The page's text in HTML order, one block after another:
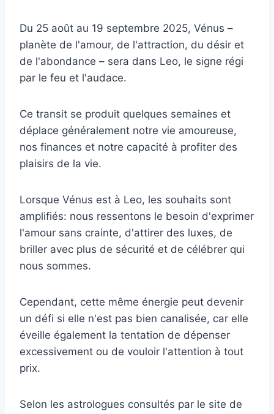
Du 25 août au 19 septembre 2025, Vénus –
planète de l'amour, de l'attraction, du désir et
de l'abondance – sera dans Leo, le signe régi
par le feu et l'audace.
Ce transit se produit quelques semaines et
déplace généralement notre vie amoureuse,
nos finances et notre capacité à profiter des
plaisirs de la vie.
Lorsque Vénus est à Leo, les souhaits sont
amplifiés: nous ressentons le besoin d'exprimer
l'amour sans crainte, d'attirer des luxes, de
briller avec plus de sécurité et de célébrer qui
nous sommes.
Cependant, cette même énergie peut devenir
un défi si elle n'est pas bien canalisée, car elle
éveille également la tentation de dépenser
excessivement ou de vouloir l'attention à tout
prix.
Selon les astrologues consultés par le site de